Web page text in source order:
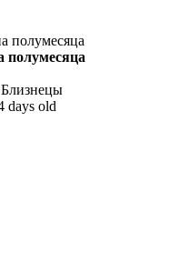
days old